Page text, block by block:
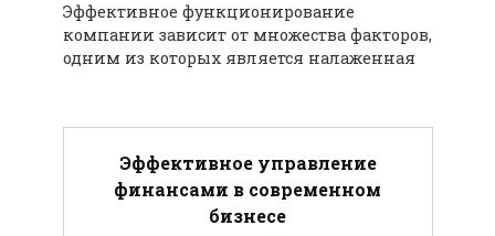
Эффективное функционирование
компании зависит от множества факторов,
одним из которых является налаженная
Эффективное управление
финансами в современном
бизнесе